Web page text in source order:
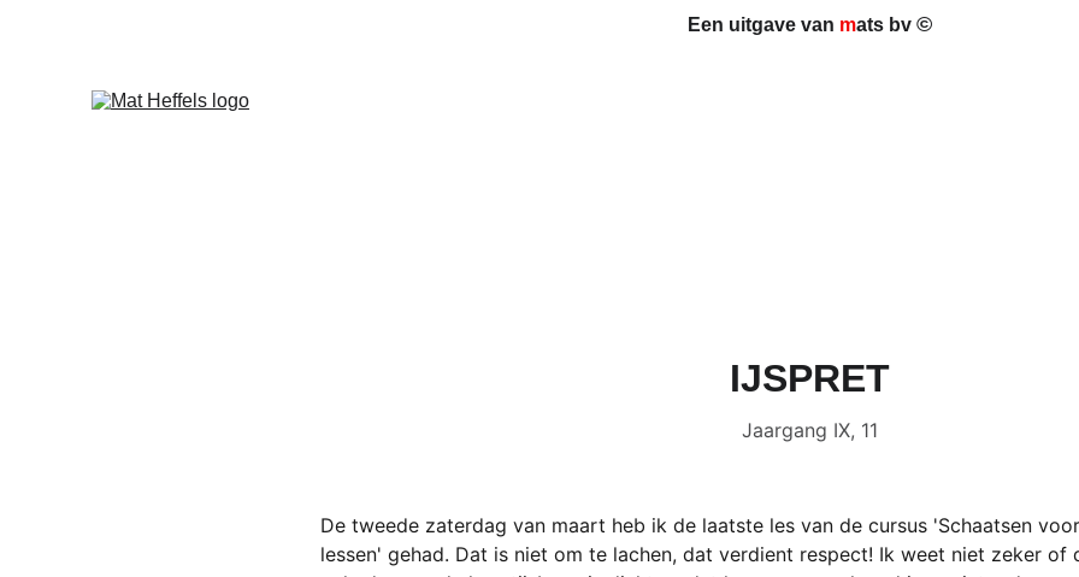
Een uitgave van mats bv ©
IJSPRET
Jaargang IX, 11
De tweede zaterdag van maart heb ik de laatste les van de cursus 'Schaatsen
lessen' gehad. Dat is niet om te lachen, dat verdient respect! Ik weet niet zeker of